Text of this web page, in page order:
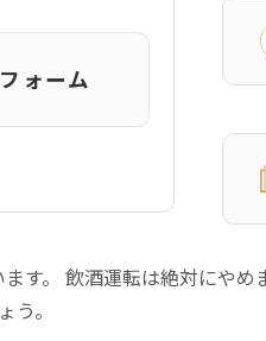
ォーム
す。 飲酒運転は絶対にやめ
。